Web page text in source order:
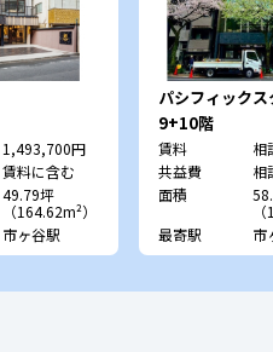
1,493,700円
賃料に含む
49.79坪
（164.62m²）
市ヶ谷駅
パシフィック
南ビル
9+10階
賃料
相
共益費
相
面積
最寄駅
市